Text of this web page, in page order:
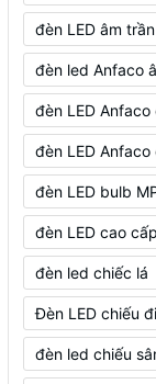
đèn LED âm
đèn led Anfaco
đèn LED Anfaco
đèn LED
đèn LED bulb
đèn LED cao
đèn led chiếc lá
Đèn LED chiếu
đèn led chiếu